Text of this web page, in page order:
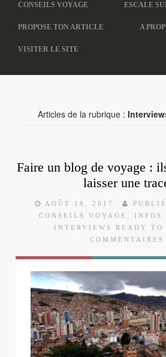
CONSEILS VOYAGE ESCALE
PROPOSE TON ARTICLE A
VISITER LE SITE
Articles de la rubrique :
Faire un blog de voyage :
laisser une
AOÛT 16, 2017
CONSEILS VOYAGE
INFOS
INTERVIEWS READY TO
COMMENTAIRES